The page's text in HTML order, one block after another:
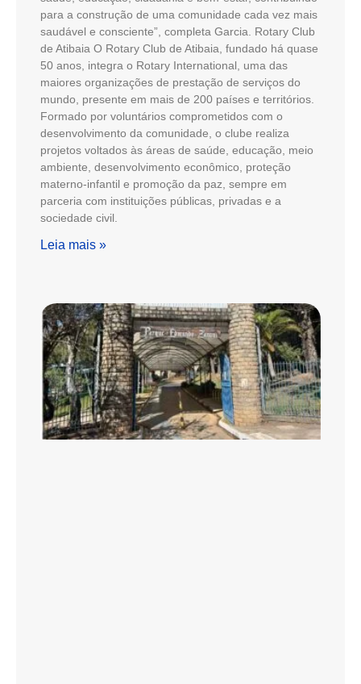
para a construção de uma comunidade cada vez mais
saudável e consciente”, completa Garcia. Rotary Club
de Atibaia O Rotary Club de Atibaia, fundado há quase
50 anos, integra o Rotary International, uma das
maiores organizações de prestação de serviços do
mundo, presente em mais de 200 países e territórios.
Formado por voluntários comprometidos com o
desenvolvimento da comunidade, o clube realiza
projetos voltados às áreas de saúde, educação, meio
ambiente, desenvolvimento econômico, proteção
materno-infantil e promoção da paz, sempre em
parceria com instituições públicas, privadas e a
sociedade civil.
Leia mais »